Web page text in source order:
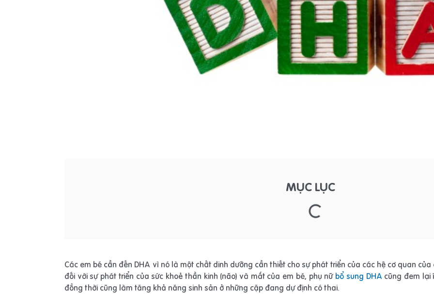
MỤC LỤC
Các em bé cần đến DHA vì nó là một chất dinh dưỡng cần thiết cho sự phát triển của các hệ cơ quan
đối với sự phát triển của sức khoẻ thần kinh (não) và mắt của em bé, phụ nữ bổ sung DHA cũng đem lại
đồng thời cũng làm tăng khả năng sinh sản ở những cặp đang dự định có thai.